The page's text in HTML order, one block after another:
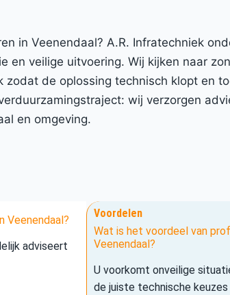
in Veenendaal? A.R. Infratechniek
en veilige uitvoering. Wij kijken naar
de oplossing technisch klopt en
wij verzorgen
en omgeving.
Veenendaal?
adviseert
Voordelen
Wat is het voordeel van
Veenendaal?
U voorkomt onveilige
de juiste technische keuzes